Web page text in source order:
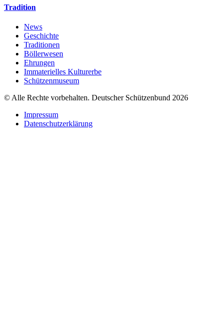
Tradition
News
Geschichte
Traditionen
Böllerwesen
Ehrungen
Immaterielles Kulturerbe
Schützenmuseum
© Alle Rechte vorbehalten. Deutscher Schützenbund 2026
Impressum
Datenschutzerklärung